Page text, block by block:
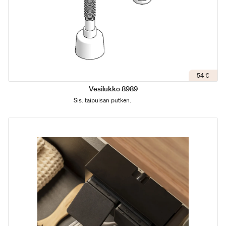
54 €
Vesilukko 8989
Sis. taipuisan putken.